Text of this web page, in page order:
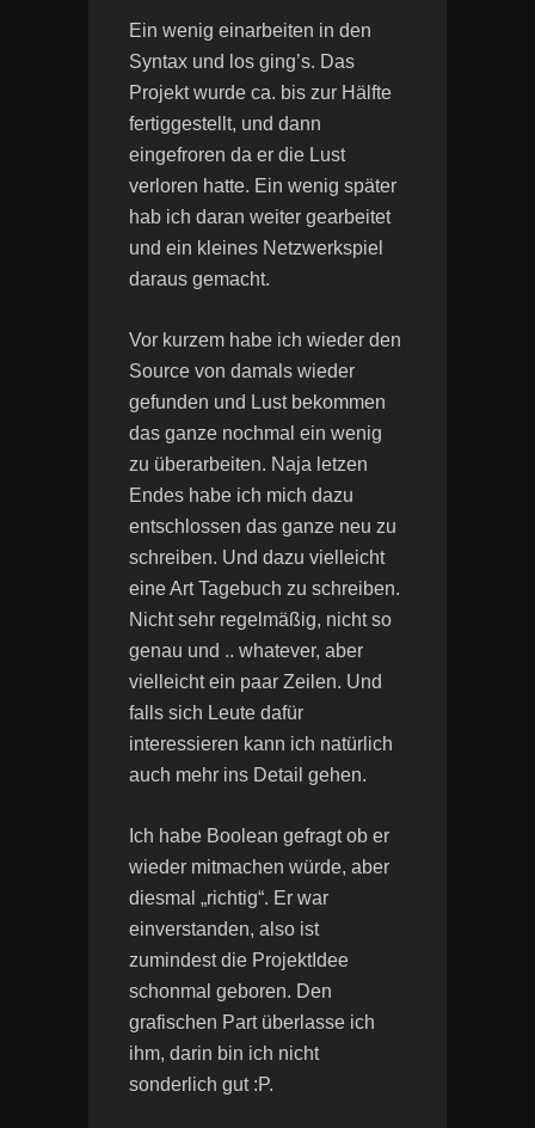
Ein wenig einarbeiten in den
Syntax und los ging’s. Das
Projekt wurde ca. bis zur Hälfte
fertiggestellt, und dann
eingefroren da er die Lust
verloren hatte. Ein wenig später
hab ich daran weiter gearbeitet
und ein kleines Netzwerkspiel
daraus gemacht.
Vor kurzem habe ich wieder den
Source von damals wieder
gefunden und Lust bekommen
das ganze nochmal ein wenig
zu überarbeiten. Naja letzen
Endes habe ich mich dazu
entschlossen das ganze neu zu
schreiben. Und dazu vielleicht
eine Art Tagebuch zu schreiben.
Nicht sehr regelmäßig, nicht so
genau und .. whatever, aber
vielleicht ein paar Zeilen. Und
falls sich Leute dafür
interessieren kann ich natürlich
auch mehr ins Detail gehen.
Ich habe Boolean gefragt ob er
wieder mitmachen würde, aber
diesmal „richtig“. Er war
einverstanden, also ist
zumindest die ProjektIdee
schonmal geboren. Den
grafischen Part überlasse ich
ihm, darin bin ich nicht
sonderlich gut :P.